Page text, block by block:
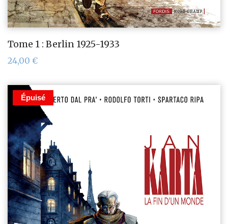
Tome 1 : Berlin 1925-1933
24,00 €
Épuisé